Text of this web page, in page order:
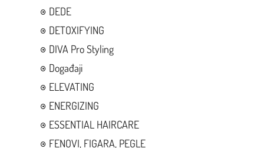
DEDE
DETOXIFYING
DIVA Pro Styling
Događaji
ELEVATING
ENERGIZING
ESSENTIAL HAIRCARE
FENOVI, FIGARA, PEGLE